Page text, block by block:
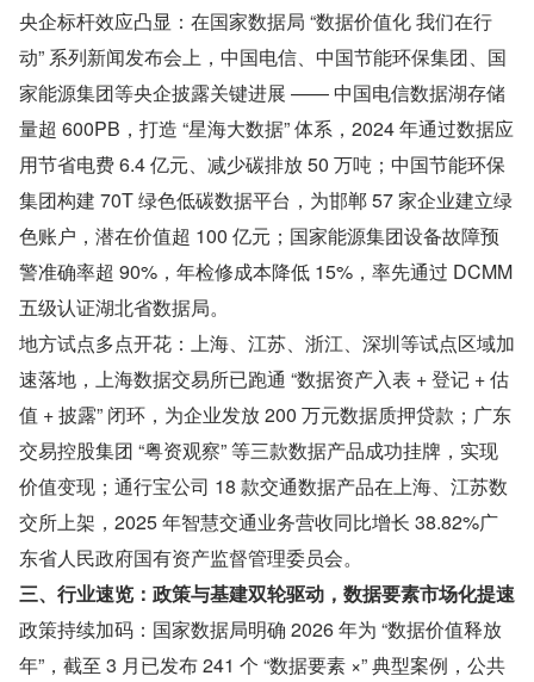
央企标杆效应凸显：在国家数据局 “数据价值化 我们在行
动” 系列新闻发布会上，中国电信、中国节能环保集团、国
家能源集团等央企披露关键进展 —— 中国电信数据湖存储
量超 600PB，打造 “星海大数据” 体系，2024 年通过数据应
用节省电费 6.4 亿元、减少碳排放 50 万吨；中国节能环保
集团构建 70T 绿色低碳数据平台，为邯郸 57 家企业建立绿
色账户，潜在价值超 100 亿元；国家能源集团设备故障预
警准确率超 90%，年检修成本降低 15%，率先通过 DCMM
五级认证湖北省数据局。
地方试点多点开花：上海、江苏、浙江、深圳等试点区域加
速落地，上海数据交易所已跑通 “数据资产入表 + 登记 + 估
值 + 披露” 闭环，为企业发放 200 万元数据质押贷款；广东
交易控股集团 “粤资观察” 等三款数据产品成功挂牌，实现
价值变现；通行宝公司 18 款交通数据产品在上海、江苏数
交所上架，2025 年智慧交通业务营收同比增长 38.82%广
东省人民政府国有资产监督管理委员会。
三、行业速览：政策与基建双轮驱动，数据要素市场化提速
政策持续加码：国家数据局明确 2026 年为 “数据价值释放
年”，截至 3 月已发布 241 个 “数据要素 ×” 典型案例，公共